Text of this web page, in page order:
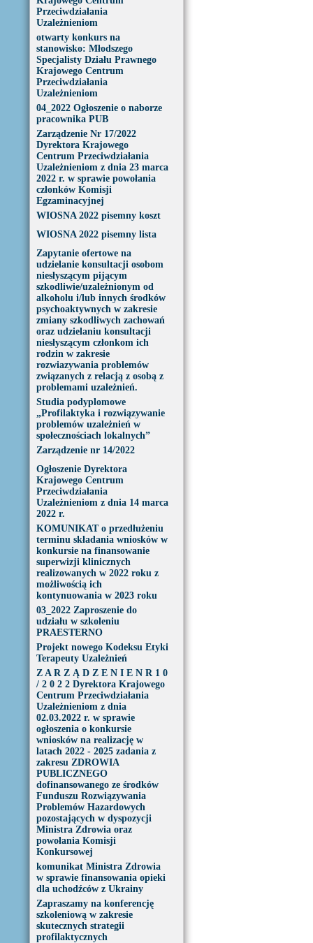
Przeciwdziałania
Uzależnieniom
otwarty konkurs na
stanowisko: Młodszego
Specjalisty Działu Prawnego
Krajowego Centrum
Przeciwdziałania
Uzależnieniom
04_2022 Ogłoszenie o naborze
pracownika PUB
Zarządzenie Nr 17/2022
Dyrektora Krajowego
Centrum Przeciwdziałania
Uzależnieniom z dnia 23 marca
2022 r. w sprawie powołania
członków Komisji
Egzaminacyjnej
WIOSNA 2022 pisemny koszt
WIOSNA 2022 pisemny lista
Zapytanie ofertowe na
udzielanie konsultacji osobom
niesłyszącym pijącym
szkodliwie/uzależnionym od
alkoholu i/lub innych środków
psychoaktywnych w zakresie
zmiany szkodliwych zachowań
oraz udzielaniu konsultacji
niesłyszącym członkom ich
rodzin w zakresie
rozwiazywania problemów
związanych z relacją z osobą z
problemami uzależnień.
Studia podyplomowe
„Profilaktyka i rozwiązywanie
problemów uzależnień w
społecznościach lokalnych”
Zarządzenie nr 14/2022
Ogłoszenie Dyrektora
Krajowego Centrum
Przeciwdziałania
Uzależnieniom z dnia 14 marca
2022 r.
KOMUNIKAT o przedłużeniu
terminu składania wniosków w
konkursie na finansowanie
superwizji klinicznych
realizowanych w 2022 roku z
możliwością ich
kontynuowania w 2023 roku
03_2022 Zaproszenie do
udziału w szkoleniu
PRAESTERNO
Projekt nowego Kodeksu Etyki
Terapeuty Uzależnień
Z A R Z Ą D Z E N I E N R 1 0
/ 2 0 2 2 Dyrektora Krajowego
Centrum Przeciwdziałania
Uzależnieniom z dnia
02.03.2022 r. w sprawie
ogłoszenia o konkursie
wniosków na realizację w
latach 2022 - 2025 zadania z
zakresu ZDROWIA
PUBLICZNEGO
dofinansowanego ze środków
Funduszu Rozwiązywania
Problemów Hazardowych
pozostających w dyspozycji
Ministra Zdrowia oraz
powołania Komisji
Konkursowej
komunikat Ministra Zdrowia
w sprawie finansowania opieki
dla uchodźców z Ukrainy
Zapraszamy na konferencję
szkoleniową w zakresie
skutecznych strategii
profilaktycznych